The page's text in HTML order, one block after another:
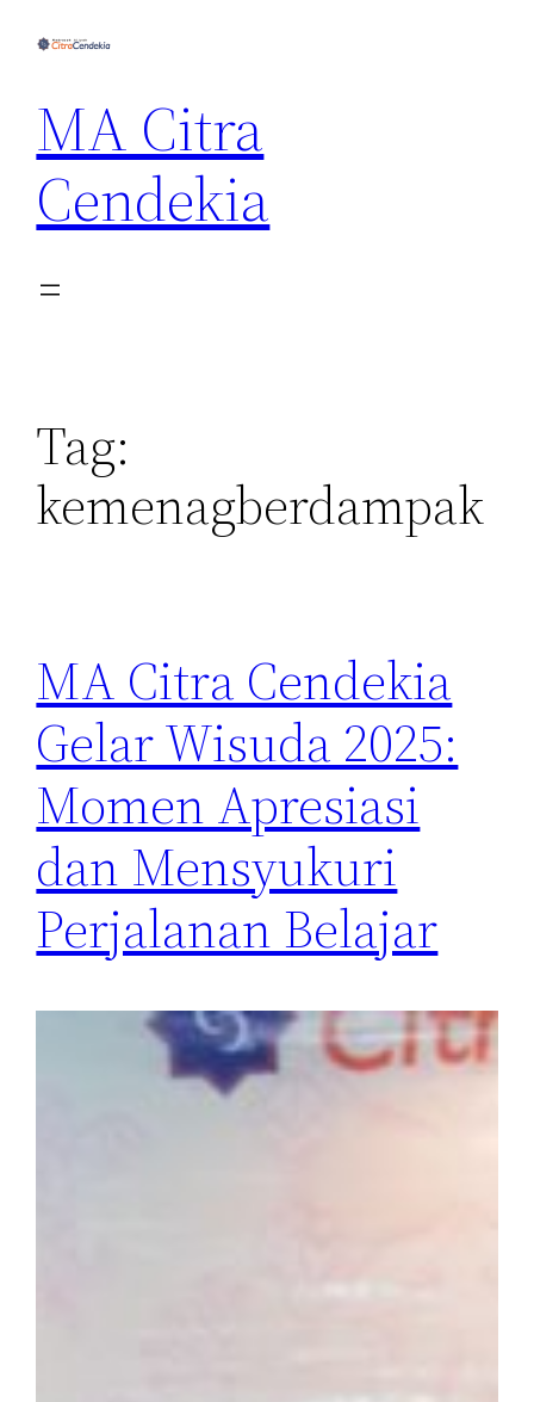
MA Citra
Cendekia
Tag:
kemenagberdampak
MA Citra Cendekia
Gelar Wisuda 2025:
Momen Apresiasi
dan Mensyukuri
Perjalanan Belajar